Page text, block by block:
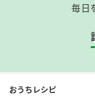
毎日
おうちレシピ